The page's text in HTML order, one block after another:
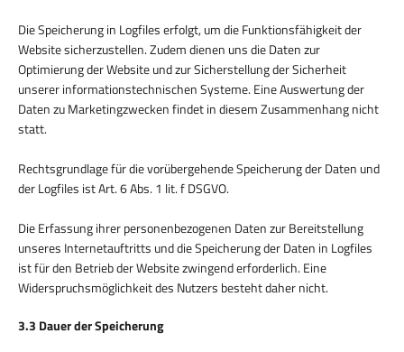
Die Speicherung in Logfiles erfolgt, um die Funktionsfähigkeit der
Website sicherzustellen. Zudem dienen uns die Daten zur
Optimierung der Website und zur Sicherstellung der Sicherheit
unserer informationstechnischen Systeme. Eine Auswertung der
Daten zu Marketingzwecken findet in diesem Zusammenhang nicht
statt.
Rechtsgrundlage für die vorübergehende Speicherung der Daten und
der Logfiles ist Art. 6 Abs. 1 lit. f DSGVO.
Die Erfassung ihrer personenbezogenen Daten zur Bereitstellung
unseres Internetauftritts und die Speicherung der Daten in Logfiles
ist für den Betrieb der Website zwingend erforderlich. Eine
Widerspruchsmöglichkeit des Nutzers besteht daher nicht.
3.3 Dauer der Speicherung